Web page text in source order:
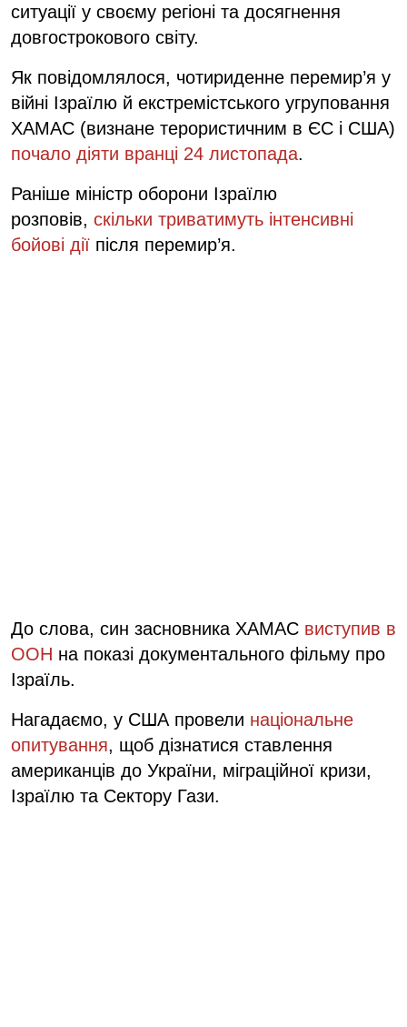
ситуації у своєму регіоні та досягнення
довгострокового світу.
Як повідомлялося, чотириденне перемир’я у
війні Ізраїлю й екстремістського угруповання
ХАМАС (визнане терористичним в ЄС і США)
почало діяти вранці 24 листопада.
Раніше міністр оборони Ізраїлю
розповів, скільки триватимуть інтенсивні
бойові дії після перемир’я.
До слова, син засновника ХАМАС виступив в
ООН на показі документального фільму про
Ізраїль.
Нагадаємо, у США провели національне
опитування, щоб дізнатися ставлення
американців до України, міграційної кризи,
Ізраїлю та Сектору Гази.